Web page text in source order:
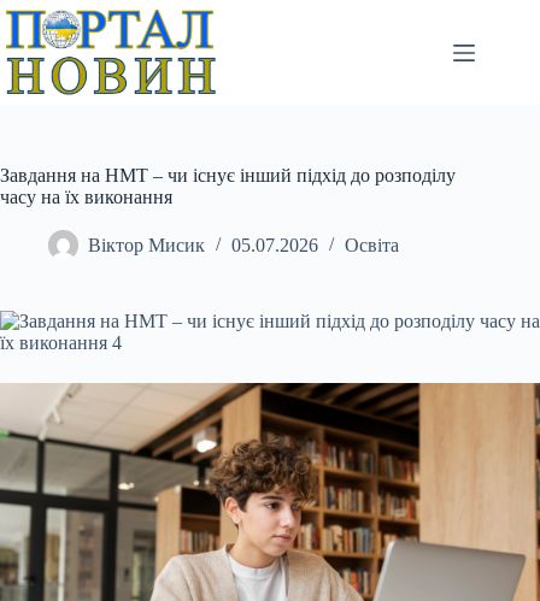
Перейти
вмісту
Завдання на НМТ – чи існує інший підхід до розподілу
часу на їх виконання
Віктор Мисик 05.07.2026 Освіта